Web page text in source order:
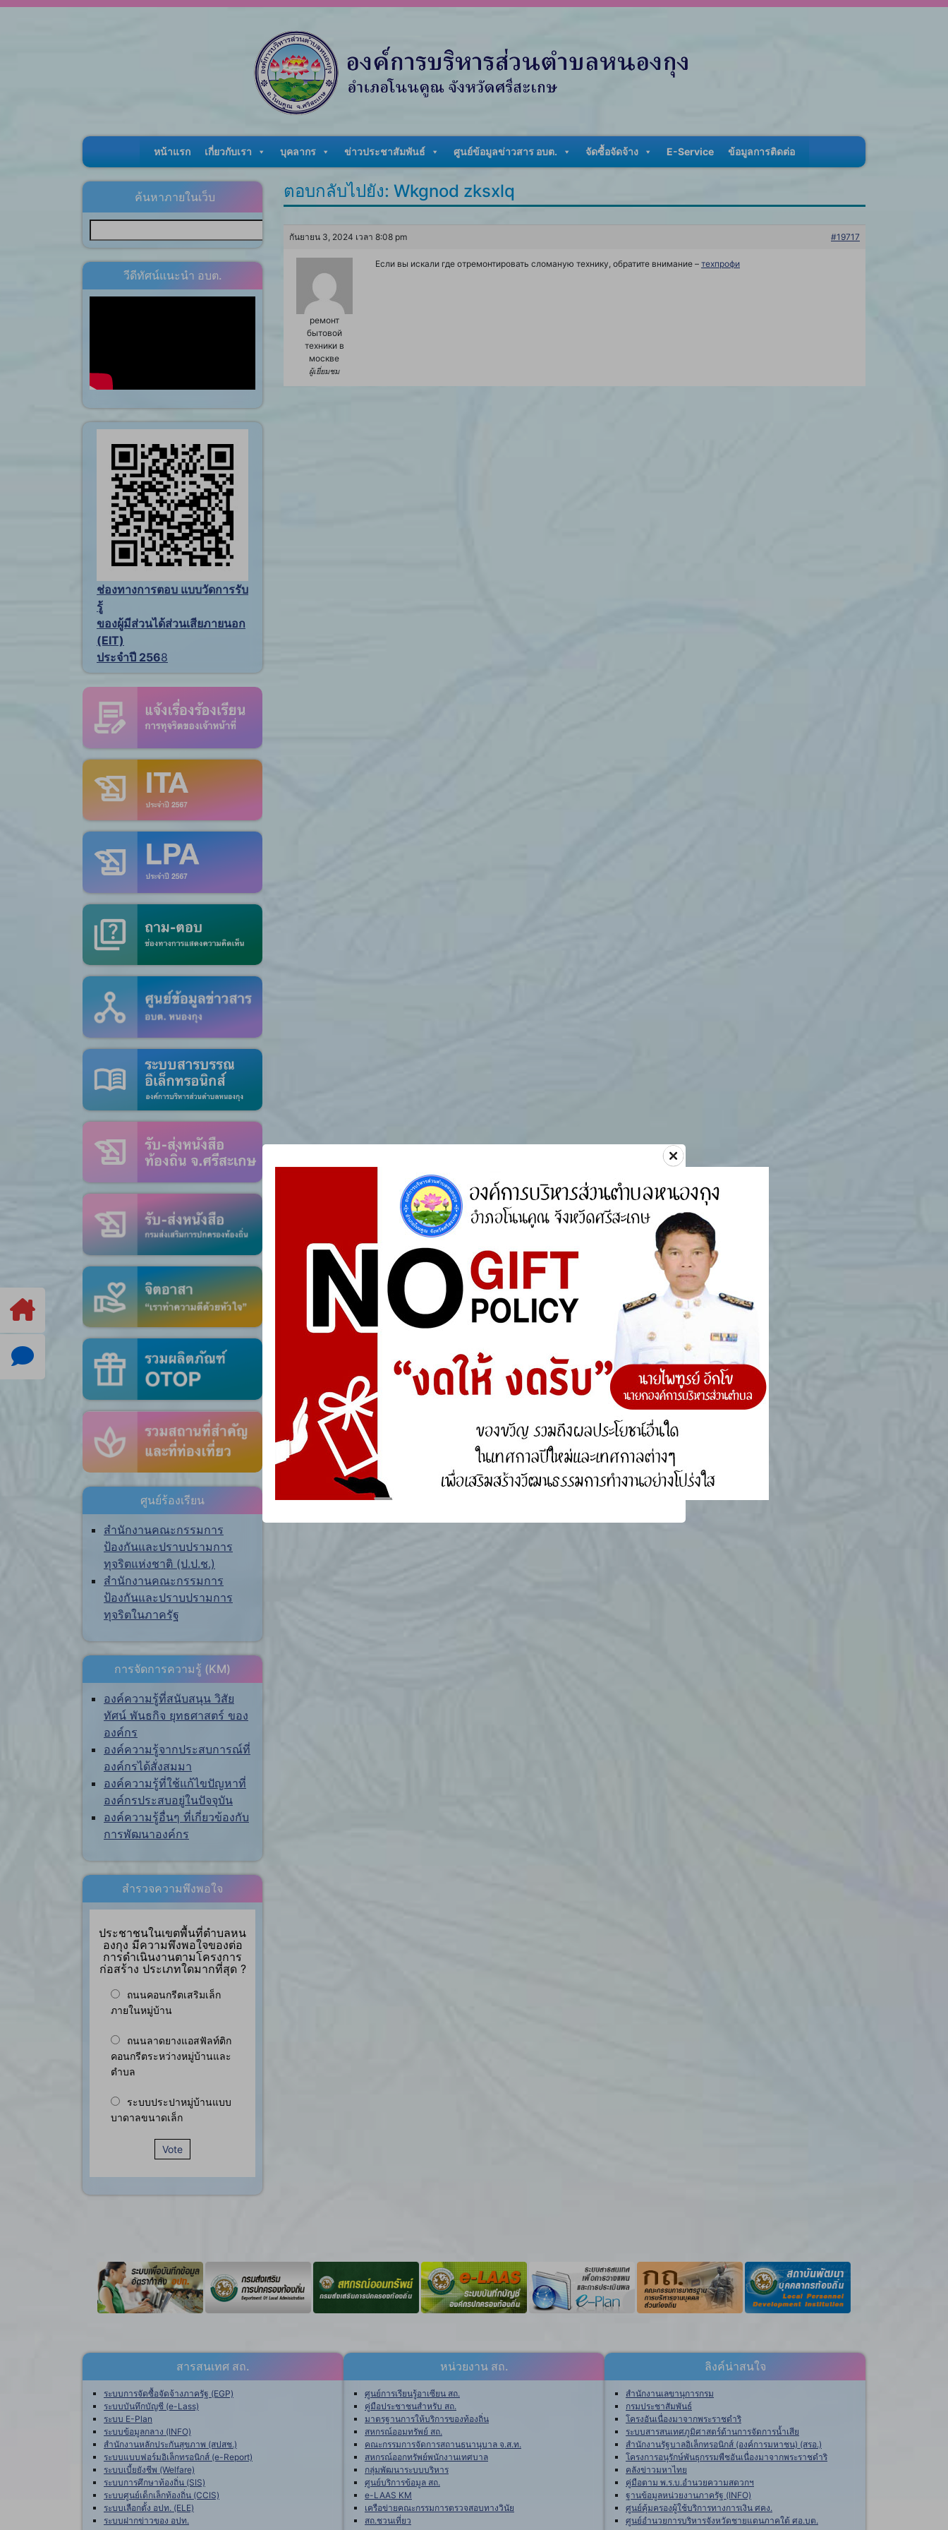
หน้าแรก เกี่ยวกับเรา บุคลากร ข่าวประชาสัมพันธ์ ศูนย์ข้อมูลข่าวสาร อบต. จัดซื้อจัดจ้าง E-Service ข้อมูลการติดต่อ
ค้นหาภายในเว็บ
วีดีทัศน์แนะนำ อบต.
ช่องทางการตอบ แบบวัดการรับ
รู้
ของผู้มีส่วนได้ส่วนเสียภายนอก
(EIT)
ประจำปี 2568
ศูนย์ร้องเรียน
สำนักงานคณะกรรมการ
ป้องกันและปราบปรามการ
ทุจริตแห่งชาติ (ป.ป.ช.)
สำนักงานคณะกรรมการ
ป้องกันและปราบปรามการ
ทุจริตในภาครัฐ
การจัดการความรู้ (KM)
องค์ความรู้ที่สนับสนุน วิสัย
ทัศน์ พันธกิจ ยุทธศาสตร์ ของ
องค์กร
องค์ความรู้จากประสบการณ์ที่
องค์กรได้สั่งสมมา
องค์ความรู้ที่ใช้แก้ไขปัญหาที่
องค์กรประสบอยู่ในปัจจุบัน
องค์ความรู้อื่นๆ ที่เกี่ยวข้องกับ
การพัฒนาองค์กร
สำรวจความพึงพอใจ
ประชาชนในเขตพื้นที่ตำบลหน
องกุง มีความพึงพอใจของต่อ
การดำเนินงานตามโครงการ
ก่อสร้าง ประเภทใดมากที่สุด ?
ถนนคอนกรีตเสริมเล็ก
ภายในหมู่บ้าน
ถนนลาดยางแอสฟัลท์ติก
คอนกรีตระหว่างหมู่บ้านและ
ตำบล
ระบบประปาหมู่บ้านแบบ
บาดาลขนาดเล็ก
Vote
ตอบกลับไปยัง: Wkgnod zksxlq
กันยายน 3, 2024 เวลา 8:08 pm #19717
ремонт
бытовой
техники в
москве
ผู้เยี่ยมชม
Если вы искали где отремонтировать сломаную технику, обратите внимание – техпрофи
สารสนเทศ สถ.
ระบบการจัดซื้อจัดจ้างภาครัฐ (EGP)
ระบบบันทึกบัญชี (e-Lass)
ระบบ E-Plan
ระบบข้อมูลกลาง (INFO)
สำนักงานหลักประกันสุขภาพ (สปสช.)
ระบบแบบฟอร์มอิเล็กทรอนิกส์ (e-Report)
ระบบเบี้ยยังชีพ (Welfare)
ระบบการศึกษาท้องถิ่น (SIS)
ระบบศูนย์เด็กเล็กท้องถิ่น (CCIS)
ระบบเลือกตั้ง อปท. (ELE)
ระบบฝากข่าวของ อปท.
หน่วยงาน สถ.
ศูนย์การเรียนรู้อาเซียน สถ.
คู่มือประชาชนสำหรับ สถ.
มาตรฐานการให้บริการของท้องถิ่น
สหกรณ์ออมทรัพย์ สถ.
คณะกรรมการจัดการสถานธนานุบาล จ.ส.ท.
สหกรณ์ออกทรัพย์พนักงานเทศบาล
กลุ่มพัฒนาระบบบริหาร
ศูนย์บริการข้อมูล สถ.
e-LAAS KM
เครือข่ายคณะกรรมการตรวจสอบทางวินัย
สถ.ชวนเที่ยว
ลิงค์น่าสนใจ
สำนักงานเลขานุการกรม
กรมประชาสัมพันธ์
โครงอันเนื่องมาจากพระราชดำริ
ระบบสารสนเทศภูมิศาสตร์ด้านการจัดการน้ำเสีย
สำนักงานรัฐบาลอิเล็กทรอนิกส์ (องค์การมหาชน) (สรอ.)
โครงการอนุรักษ์พันธุกรรมพืชอันเนื่องมาจากพระราชดำริ
คลังข่าวมหาไทย
คู่มือตาม พ.ร.บ.อำนวยความสดวกฯ
ฐานข้อมูลหน่วยงานภาครัฐ (INFO)
ศูนย์คุ้มครองผู้ใช้บริการทางการเงิน ศคง.
ศูนย์อำนวยการบริหารจังหวัดชายแดนภาคใต้ ศอ.บต.